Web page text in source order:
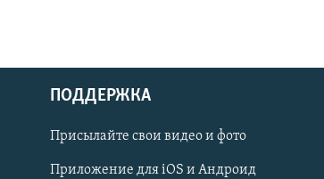
Українською
Qırımtatar
ПОДДЕРЖКА
Присылайте свои видео и фото
Приложение для iOS и Андроид